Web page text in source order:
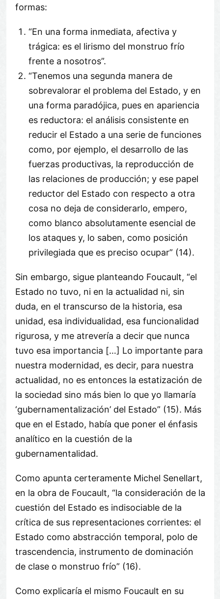
formas:
“En una forma inmediata, afectiva y
trágica: es el lirismo del monstruo frío
frente a nosotros”.
“Tenemos una segunda manera de
sobrevalorar el problema del Estado, y en
una forma paradójica, pues en apariencia
es reductora: el análisis consistente en
reducir el Estado a una serie de funciones
como, por ejemplo, el desarrollo de las
fuerzas productivas, la reproducción de
las relaciones de producción; y ese papel
reductor del Estado con respecto a otra
cosa no deja de considerarlo, empero,
como blanco absolutamente esencial de
los ataques y, lo saben, como posición
privilegiada que es preciso ocupar” (14).
Sin embargo, sigue planteando Foucault, “el
Estado no tuvo, ni en la actualidad ni, sin
duda, en el transcurso de la historia, esa
unidad, esa individualidad, esa funcionalidad
rigurosa, y me atrevería a decir que nunca
tuvo esa importancia […] Lo importante para
nuestra modernidad, es decir, para nuestra
actualidad, no es entonces la estatización de
la sociedad sino más bien lo que yo llamaría
‘gubernamentalización’ del Estado” (15). Más
que en el Estado, había que poner el énfasis
analítico en la cuestión de la
gubernamentalidad.
Como apunta certeramente Michel Senellart,
en la obra de Foucault, “la consideración de la
cuestión del Estado es indisociable de la
crítica de sus representaciones corrientes: el
Estado como abstracción temporal, polo de
trascendencia, instrumento de dominación
de clase o monstruo frío” (16).
Como explicaría el mismo Foucault en su